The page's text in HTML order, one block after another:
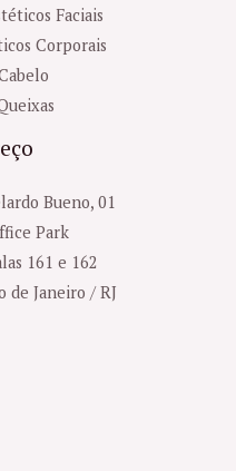
Faciais
Corporais
Bueno, 01
Park
161 e 162
de Janeiro / RJ